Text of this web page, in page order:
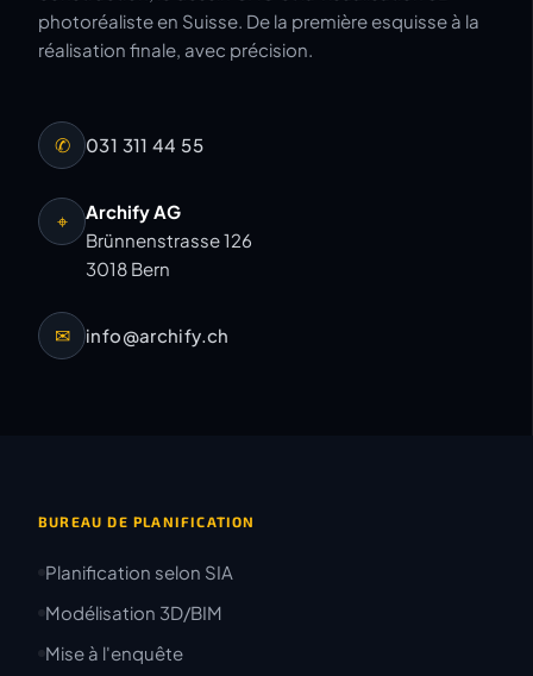
photoréaliste en Suisse. De la première esquisse à la
réalisation finale, avec précision.
✆ 031 311 44 55
⌖
Archify AG
Brünnenstrasse 126
3018 Bern
✉ info@archify.ch
BUREAU DE PLANIFICATION
Planification selon SIA
Modélisation 3D/BIM
Mise à l'enquête